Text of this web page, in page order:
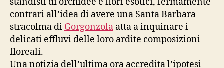
contrari all’idea di avere una Santa Barbara
stracolma di Gorgonzola atta a inquinare i
delicati effluvi delle loro ardite composizioni
floreali.
Una notizia dell’ultima ora accredita l’ipotesi